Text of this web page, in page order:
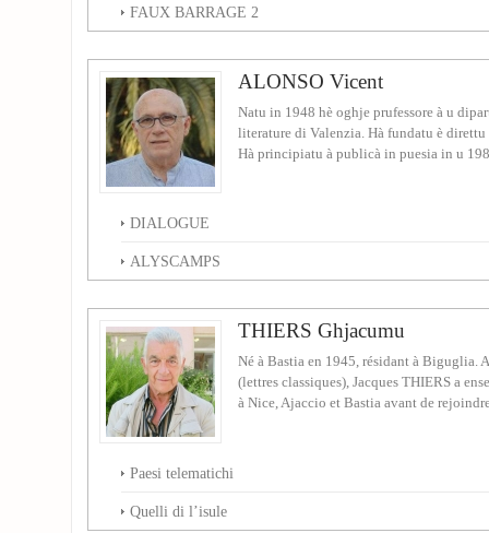
FAUX BARRAGE 2
ALONSO Vicent
Natu in 1948 hè oghje prufessore à u
literature di Valenzia. Hà fundatu è
Hà principiatu à publicà in puesia in u
DIALOGUE
ALYSCAMPS
THIERS Ghjacumu
Né à Bastia en 1945, résidant à Biguglia.
(lettres classiques), Jacques THIERS a
à Nice, Ajaccio et Bastia avant de
Paesi telematichi
Quelli di l’isule